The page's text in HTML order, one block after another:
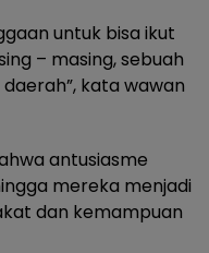
untuk bisa ikut
– masing, sebuah
kata wawan
antusiasme
mereka menjadi
dan kemampuan